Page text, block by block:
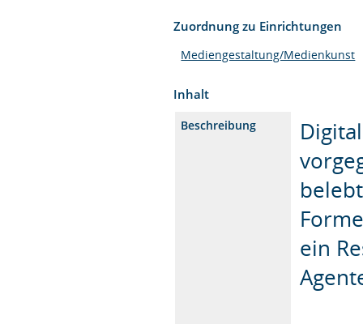
Zuordnung zu Einrichtungen
Mediengestaltung/Medienkunst
Inhalt
Beschreibung
ein